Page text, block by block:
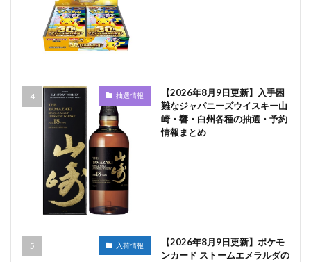
抽選情報
【2026年8月9日更新】入手困
難なジャパニーズウイスキー山
崎・響・白州各種の抽選・予約
情報まとめ
入荷情報
【2026年8月9日更新】ポケモ
ンカード ストームエメラルダの